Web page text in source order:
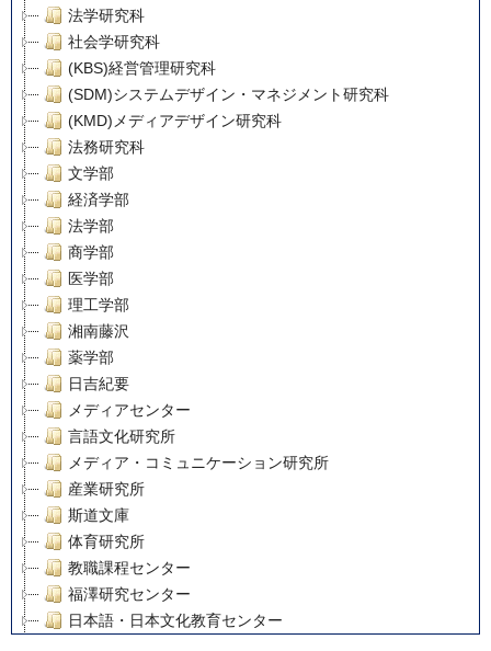
法学研究科
社会学研究科
(KBS)経営管理研究科
(SDM)システムデザイン・マネジメント研究科
(KMD)メディアデザイン研究科
法務研究科
文学部
経済学部
法学部
商学部
医学部
理工学部
湘南藤沢
薬学部
日吉紀要
メディアセンター
言語文化研究所
メディア・コミュニケーション研究所
産業研究所
斯道文庫
体育研究所
教職課程センター
福澤研究センター
日本語・日本文化教育センター